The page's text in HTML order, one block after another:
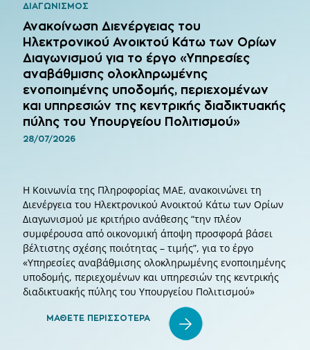
ΔΙΑΓΩΝΙΣΜΟΣ
Ανακοίνωση Διενέργειας του
Ηλεκτρονικού Ανοικτού Κάτω των Ορίων
Διαγωνισμού για το έργο «Υπηρεσίες
αναβάθμισης ολοκληρωμένης
ενοποιημένης υποδομής, περιεχομένων
και υπηρεσιών της κεντρικής διαδικτυακής
πύλης του Υπουργείου Πολιτισμού»
28/07/2026
Η Κοινωνία της Πληροφορίας ΜΑΕ, ανακοινώνει τη
Διενέργεια του Ηλεκτρονικού Ανοικτού Κάτω των Ορίων
Διαγωνισμού με κριτήριο ανάθεσης “την πλέον
συμφέρουσα από οικονομική άποψη προσφορά βάσει
βέλτιστης σχέσης ποιότητας – τιμής”, για το έργο
«Υπηρεσίες αναβάθμισης ολοκληρωμένης ενοποιημένης
υποδομής, περιεχομένων και υπηρεσιών της κεντρικής
διαδικτυακής πύλης του Υπουργείου Πολιτισμού»
ΜΑΘΕΤΕ ΠΕΡΙΣΣΟΤΕΡΑ